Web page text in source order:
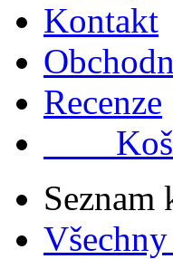
Kontakt
Recenze
Košík
Seznam